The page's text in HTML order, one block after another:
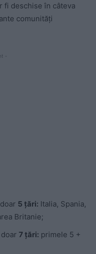
fi deschise în câteva
comunități
-
5 țări: Italia, Spania,
Britanie;
7 țări: primele 5 +